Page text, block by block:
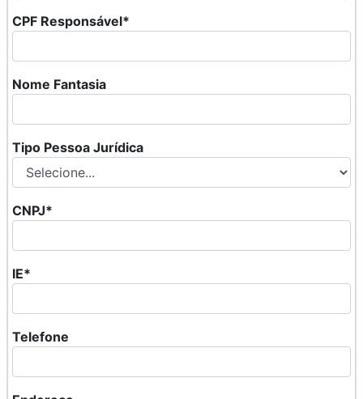
CPF Responsável*
Nome Fantasia
Tipo Pessoa Jurídica
CNPJ*
IE*
Telefone